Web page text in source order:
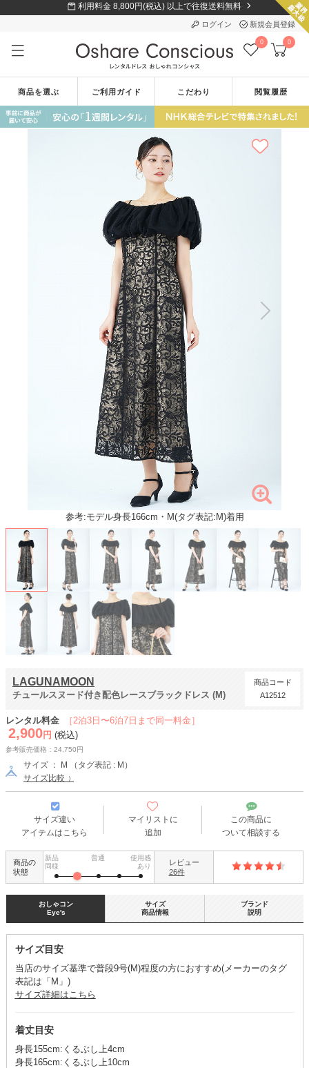
利用料金 8,800円(税込) 以上で往復送料無料
ログイン 新規会員登録
0 0
商品を選ぶ ご利用ガイド こだわり 閲覧履歴
参考:モデル身長166cm・M(タグ表記:M)着用
LAGUNAMOON
チュールスヌード付き配色レースブラックドレス (M)
商品コード
A12512
［2泊3日〜6泊7日まで同一料金］
レンタル料金
2,900 円 (税込)
参考販売価格：24,750円
サイズ ： M （タグ表記 : M）
サイズ比較
サイズ違い
アイテムはこちら
マイリストに
追加
この商品に
ついて相談する
商品の
状態
新品
同様
普通
使用感
あり
レビュー
26件
おしゃコン
Eye's
サイズ目安
当店のサイズ基準で普段9号(M)程度の方におすすめ(メーカーのタグ
表記は「M」)
サイズ詳細はこちら
着丈目安
身長155cm:くるぶし上4cm
身長165cm:くるぶし上10cm
サイズ
商品情報
ブランド
説明